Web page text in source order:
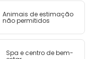
Animais de estimação
não permitidos
Spa e centro de bem-